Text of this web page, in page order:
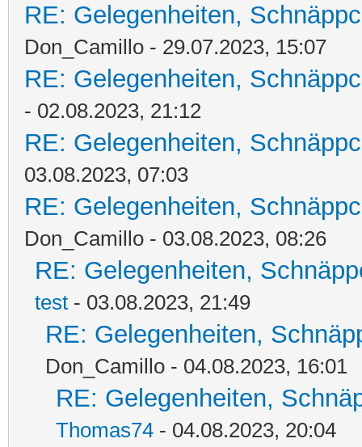
RE: Gelegenheiten,
Don_Camillo - 29.07.2023, 15:07
RE: Gelegenheiten,
- 02.08.2023, 21:12
RE: Gelegenheiten,
03.08.2023, 07:03
RE: Gelegenheiten,
Don_Camillo - 03.08.2023, 08:26
RE: Gelegenheiten,
test - 03.08.2023, 21:49
RE: Gelegenheiten,
Don_Camillo - 04.08.2023, 16:01
RE: Gelegenheiten,
Thomas74 - 04.08.2023, 20:04